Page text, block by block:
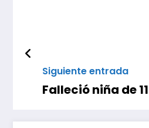
Siguiente entrada
Falleció niña de